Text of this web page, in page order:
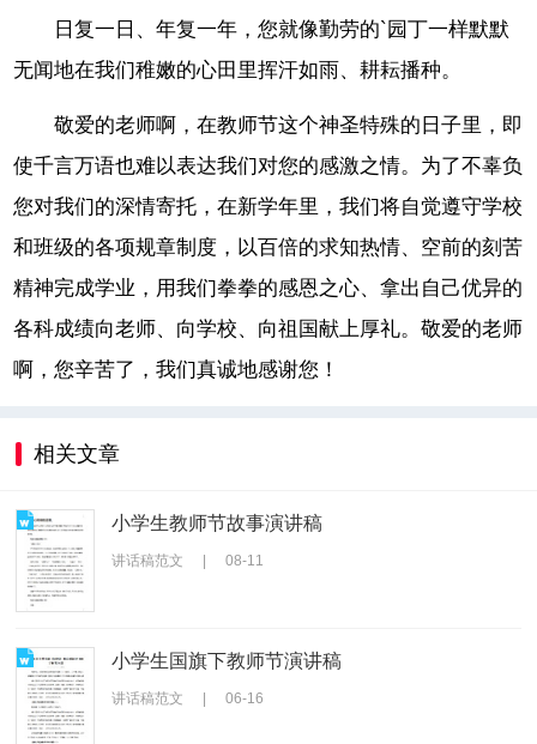
日复一日、年复一年，您就像勤劳的`园丁一样默默
无闻地在我们稚嫩的心田里挥汗如雨、耕耘播种。
敬爱的老师啊，在教师节这个神圣特殊的日子里，即
使千言万语也难以表达我们对您的感激之情。为了不辜负
您对我们的深情寄托，在新学年里，我们将自觉遵守学校
和班级的各项规章制度，以百倍的求知热情、空前的刻苦
精神完成学业，用我们拳拳的感恩之心、拿出自己优异的
各科成绩向老师、向学校、向祖国献上厚礼。敬爱的老师
啊，您辛苦了，我们真诚地感谢您！
相关文章
小学生教师节故事演讲稿
讲话稿范文 08-11
小学生国旗下教师节演讲稿
讲话稿范文 06-16